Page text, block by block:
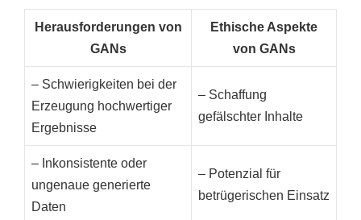
Herausforderungen von
GANs
Ethische Aspekte
von GANs
– Schwierigkeiten bei der
Erzeugung hochwertiger
Ergebnisse
– Schaffung
gefälschter Inhalte
– Inkonsistente oder
ungenaue generierte
Daten
– Potenzial für
betrügerischen Einsatz